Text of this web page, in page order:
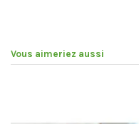
Vous aimeriez aussi